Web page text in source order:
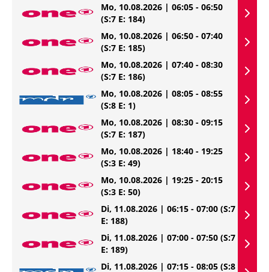
Mo, 10.08.2026 | 06:05 - 06:50
(S:7 E: 184)
Mo, 10.08.2026 | 06:50 - 07:40
(S:7 E: 185)
Mo, 10.08.2026 | 07:40 - 08:30
(S:7 E: 186)
Mo, 10.08.2026 | 08:05 - 08:55
(S:8 E: 1)
Mo, 10.08.2026 | 08:30 - 09:15
(S:7 E: 187)
Mo, 10.08.2026 | 18:40 - 19:25
(S:3 E: 49)
Mo, 10.08.2026 | 19:25 - 20:15
(S:3 E: 50)
Di, 11.08.2026 | 06:15 - 07:00 (S:7
E: 188)
Di, 11.08.2026 | 07:00 - 07:50 (S:7
E: 189)
Di, 11.08.2026 | 07:15 - 08:05 (S:8